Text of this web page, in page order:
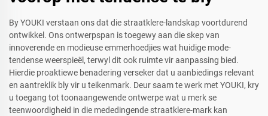
By YOUKI verstaan ons dat die straatklere-landskap voortdurend
ontwikkel. Ons ontwerpspan is toegewy aan die skep van
innoverende en modieuse emmerhoedjies wat huidige mode-
tendense weerspieël, terwyl dit ook ruimte vir aanpassing bied.
Hierdie proaktiewe benadering verseker dat u aanbiedings relevant
en aantreklik bly vir u teikenmark. Deur saam te werk met YOUKI, kry
u toegang tot toonaangewende ontwerpe wat u merk se
teenwoordigheid in die mededingende straatklere-mark kan